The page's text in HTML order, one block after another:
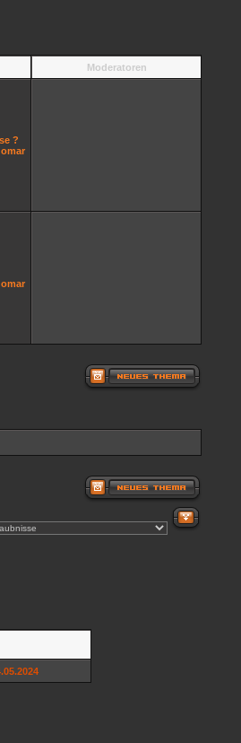
Moderatoren
?
omar
omar